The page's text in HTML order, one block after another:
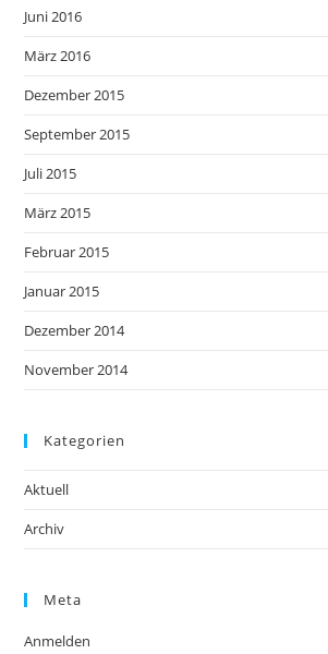
Juni 2016
März 2016
Dezember 2015
September 2015
Juli 2015
März 2015
Februar 2015
Januar 2015
Dezember 2014
November 2014
Kategorien
Aktuell
Archiv
Meta
Anmelden